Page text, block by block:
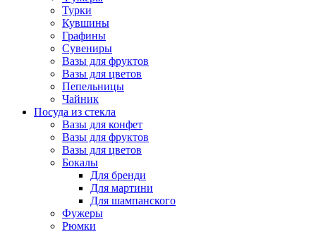
Турки
Кувшины
Графины
Сувениры
Вазы для фруктов
Вазы для цветов
Пепельницы
Чайник
Посуда из стекла
Вазы для конфет
Вазы для фруктов
Вазы для цветов
Бокалы
Для бренди
Для мартини
Для шампанского
Фужеры
Рюмки